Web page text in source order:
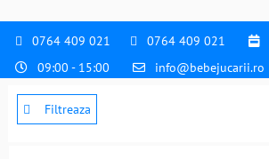
0764 409 021 0764 409 021
09:00 - 15:00
info@bebejucarii.ro
Filtreaza